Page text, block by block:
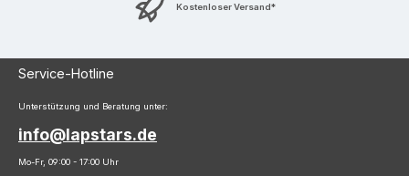
Kostenloser Versand*
Service-Hotline
Unterstützung und Beratung unter:
info@lapstars.de
Mo-Fr, 09:00 - 17:00 Uhr